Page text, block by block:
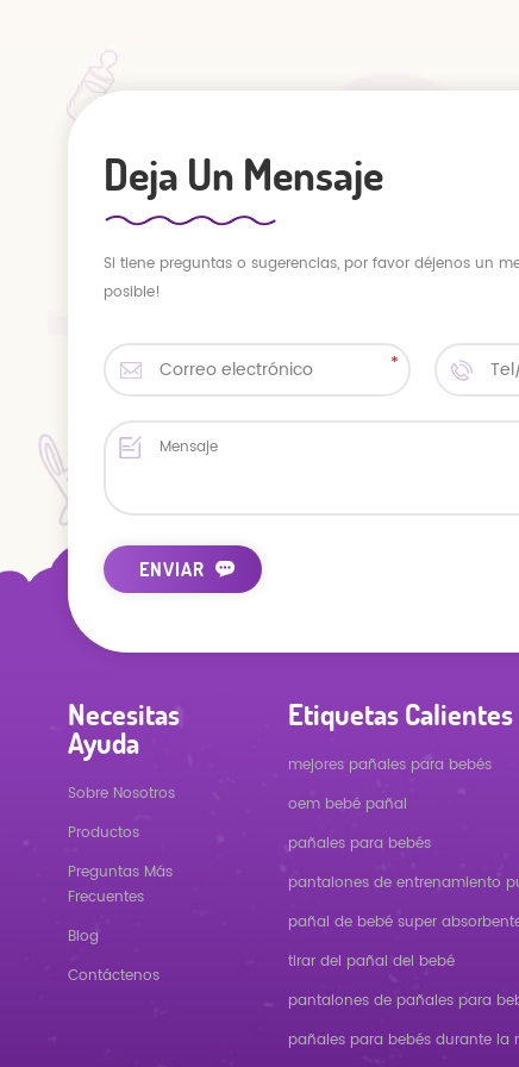
Deja Un Mensaje
Si tiene preguntas o sugerencias, por favor déjenos un
posible!
Necesitas
Ayuda
Sobre Nosotros
Productos
Preguntas Más
Frecuentes
Blog
Contáctenos
Etiquetas Calientes
mejores pañales para bebés
oem bebé pañal
pañales para bebés
pantalones de entrenamiento
pañal de bebé super
tirar del pañal del bebé
pantalones de pañales para
pañales para bebés durante la